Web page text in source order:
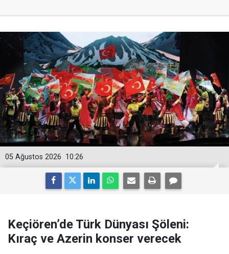
10:26
05 Ağustos 2026
Keçiören’de Türk Dünyası Şöleni:
Kıraç ve Azerin konser verecek